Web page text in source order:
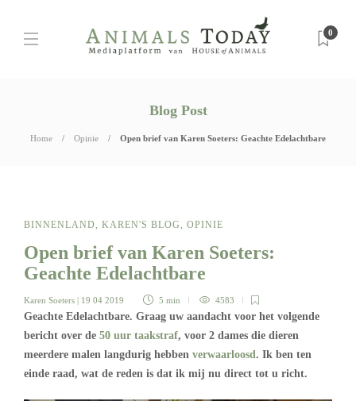
0
Blog Post
Home Opinie Open brief van Karen Soeters: Geachte Edelachtbare
BINNENLAND, KAREN'S BLOG, OPINIE
Open brief van Karen Soeters:
Geachte Edelachtbare
Karen Soeters | 19 04 2019 5 min 4583
Geachte Edelachtbare. Graag uw aandacht voor het volgende
bericht over de 50 uur taakstraf, voor 2 dames die dieren
meerdere malen langdurig hebben verwaarloosd. Ik ben ten
einde raad, wat de reden is dat ik mij nu direct tot u richt.